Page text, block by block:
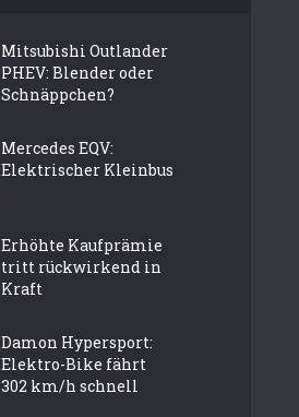
Mitsubishi Outlander
PHEV: Blender oder
Schnäppchen?
Mercedes EQV:
Elektrischer Kleinbus
Erhöhte Kaufprämie
tritt rückwirkend in
Kraft
Damon Hypersport:
Elektro-Bike fährt
302 km/h schnell